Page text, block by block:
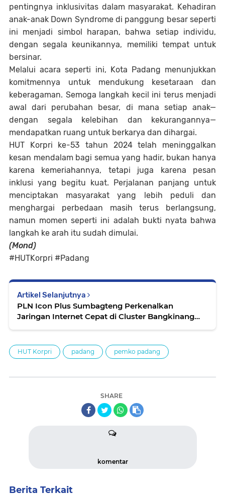
pentingnya inklusivitas dalam masyarakat. Kehadiran
anak-anak Down Syndrome di panggung besar seperti
ini menjadi simbol harapan, bahwa setiap individu,
dengan segala keunikannya, memiliki tempat untuk
bersinar.
Melalui acara seperti ini, Kota Padang menunjukkan
komitmennya untuk mendukung kesetaraan dan
keberagaman. Semoga langkah kecil ini terus menjadi
awal dari perubahan besar, di mana setiap anak—
dengan segala kelebihan dan kekurangannya—
mendapatkan ruang untuk berkarya dan dihargai.
HUT Korpri ke-53 tahun 2024 telah meninggalkan
kesan mendalam bagi semua yang hadir, bukan hanya
karena kemeriahannya, tetapi juga karena pesan
inklusi yang begitu kuat. Perjalanan panjang untuk
menciptakan masyarakat yang lebih peduli dan
menghargai perbedaan masih terus berlangsung,
namun momen seperti ini adalah bukti nyata bahwa
langkah ke arah itu sudah dimulai.
(Mond)
#HUTKorpri #Padang
Artikel Selanjutnya
PLN Icon Plus Sumbagteng Perkenalkan
Jaringan Internet Cepat di Cluster Bangkinang
HUT Korpri padang pemko padang
SHARE
komentar
Berita Terkait